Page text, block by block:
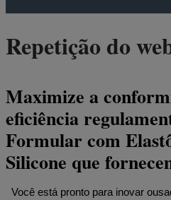
Repetição do
Maximize a
eficiência
Formular com
Silicone que
Você está pronto para inovar